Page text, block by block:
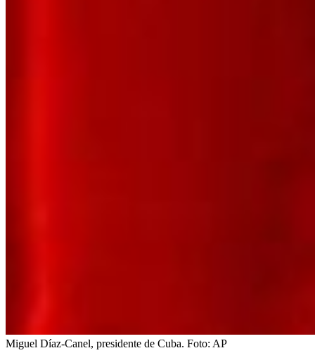
Miguel Díaz-Canel, presidente de Cuba. Foto: AP